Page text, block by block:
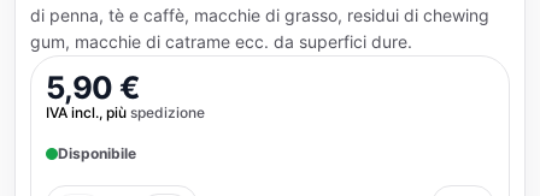
di penna, tè e caffè, macchie di grasso, residui di chewing
gum, macchie di catrame ecc. da superfici dure.
5,90 €
IVA incl., più spedizione
Disponibile